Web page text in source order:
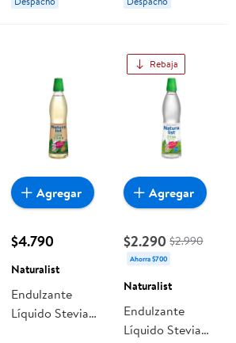
$4.790
Naturalist
Endulzante
Líquido Stevia
Agregar
Rebaja
$2.290 $2.990
Ahorra $700
Naturalist
Endulzante
Líquido Stevia
Agregar